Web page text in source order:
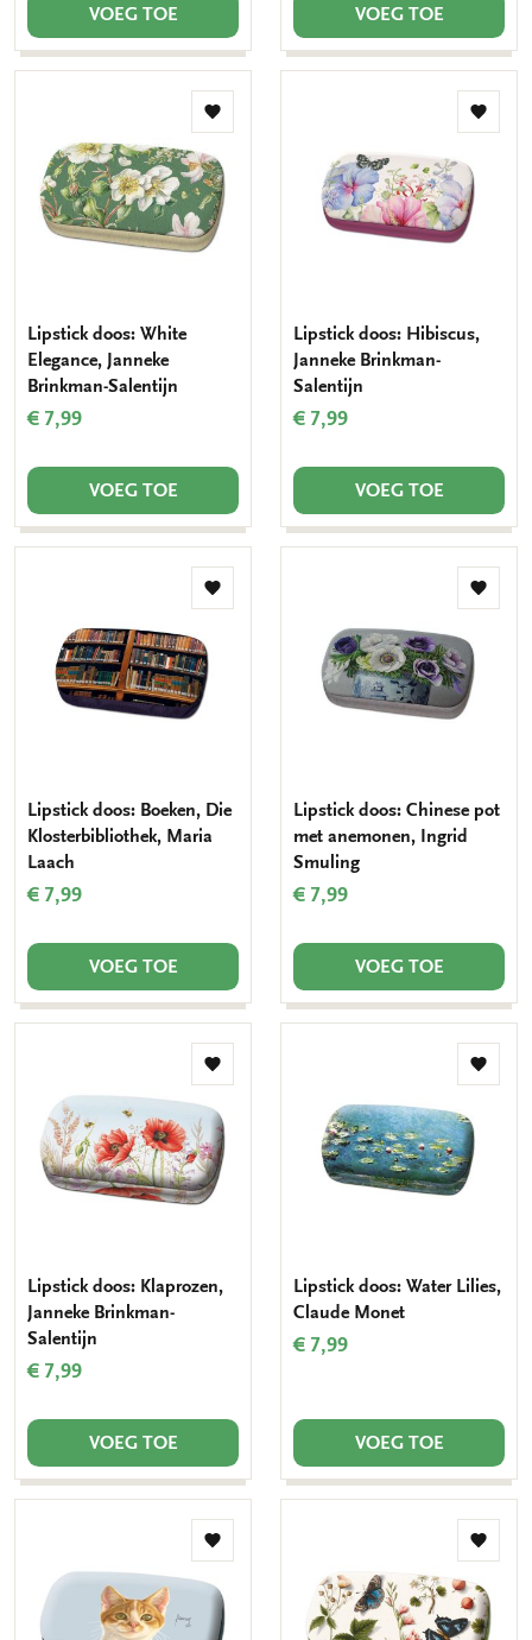
VOEG TOE VOEG TOE
Toevoegen
verlanglijst
Lipstick doos: White
Elegance, Janneke
Brinkman-Salentijn
€ 7,99
VOEG TOE
Lipstick doos: Hibiscus,
Janneke Brinkman-
Salentijn
€ 7,99
VOEG TOE
Toevoegen
Lipstick doos: Boeken, Die
Klosterbibliothek, Maria
Laach
€ 7,99
VOEG TOE
Lipstick doos: Chinese pot
met anemonen, Ingrid
Smuling
€ 7,99
VOEG TOE
Toevoegen
verlanglijst
Lipstick doos: Klaprozen,
Janneke Brinkman-
Salentijn
€ 7,99
VOEG TOE
Lipstick doos: Water Lilies,
Claude Monet
€ 7,99
VOEG TOE
Toevoegen
verlanglijst